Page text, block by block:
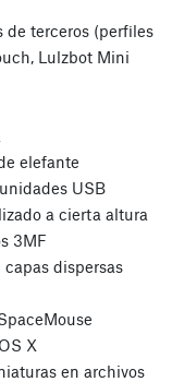
de terceros (perfiles
Lulzbot Mini
elefante
USB
a cierta altura
3MF
dispersas
X
en archivos